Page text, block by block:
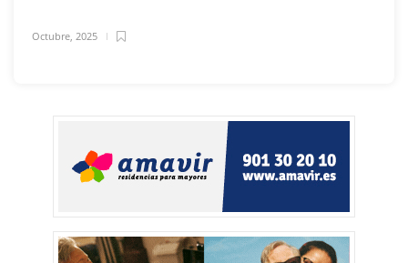
Octubre, 2025